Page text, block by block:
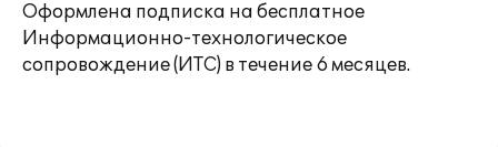
Оформлена подписка на бесплатное
Информационно-технологическое
сопровождение (ИТС) в течение 6 месяцев.